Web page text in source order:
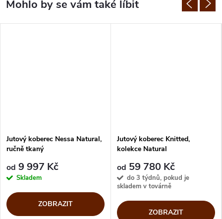
Jutový koberec Nessa Natural,
ručně tkaný
od 9 997 Kč
Skladem
ZOBRAZIT
Jutový koberec Knitted,
kolekce Natural
od 59 780 Kč
do 3 týdnů, pokud je
skladem v továrně
ZOBRAZIT